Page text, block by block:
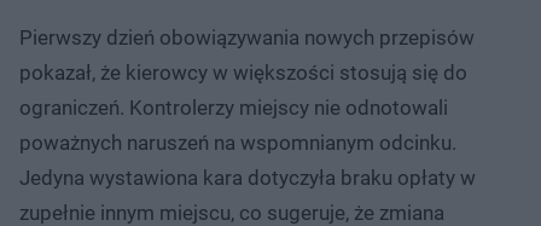
Pierwszy dzień obowiązywania nowych przepisów
pokazał, że kierowcy w większości stosują się do
ograniczeń. Kontrolerzy miejscy nie odnotowali
poważnych naruszeń na wspomnianym odcinku.
Jedyna wystawiona kara dotyczyła braku opłaty w
zupełnie innym miejscu, co sugeruje, że zmiana